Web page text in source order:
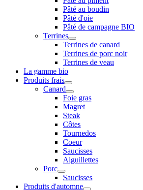
Pâté au boudin
Pâté d'oie
Pâté de campagne BIO
Terrines
Terrines de canard
Terrines de porc noir
Terrines de veau
La gamme bio
Produits frais
Canard
Foie gras
Magret
Steak
Côtes
Tournedos
Coeur
Saucisses
Aiguillettes
Porc
Saucisses
Produits d'automne